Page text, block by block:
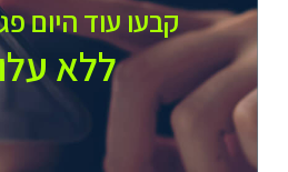
קבעו עוד היום
ללא